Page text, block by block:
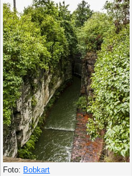
Foto: Bobkart